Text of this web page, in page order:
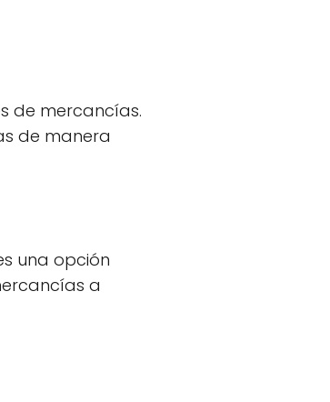
de mercancías.
de manera
una opción
a